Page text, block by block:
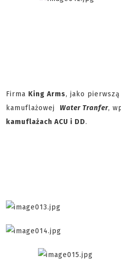
Firma King Arms, jako
kamuflażowej
Water Tranfer,
kamuflażach ACU i DD.